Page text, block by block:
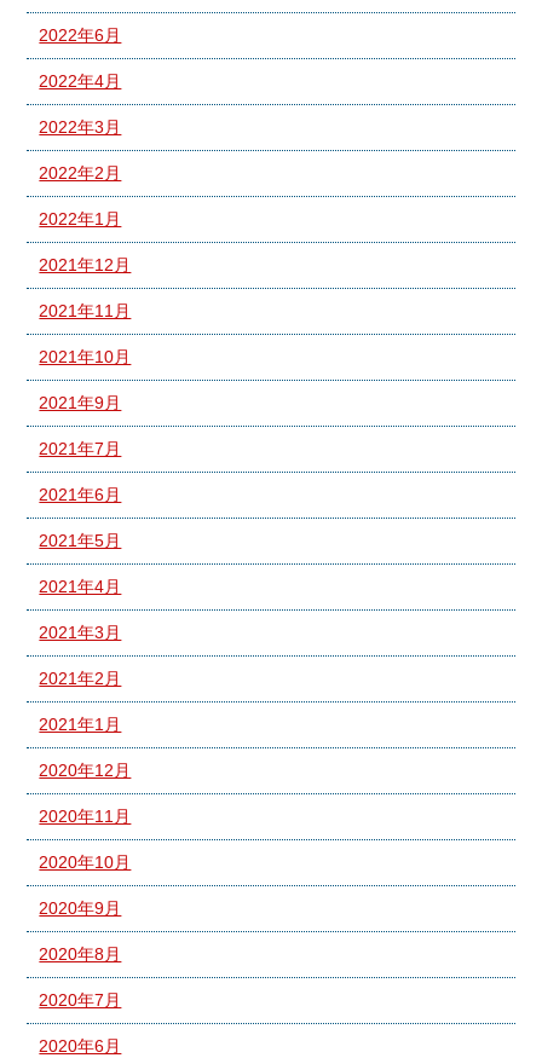
2022年6月
2022年4月
2022年3月
2022年2月
2022年1月
2021年12月
2021年11月
2021年10月
2021年9月
2021年7月
2021年6月
2021年5月
2021年4月
2021年3月
2021年2月
2021年1月
2020年12月
2020年11月
2020年10月
2020年9月
2020年8月
2020年7月
2020年6月